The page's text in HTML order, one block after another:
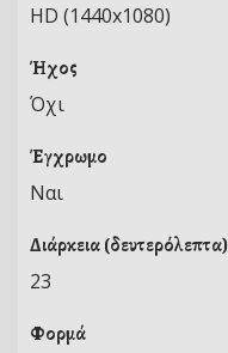
HD (1440x1080)
Ήχος
Όχι
Έγχρωμο
Ναι
Διάρκεια (δευτερόλεπτα)
23
Φορμά